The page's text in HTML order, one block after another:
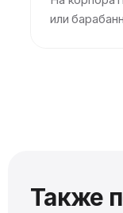
или
Также